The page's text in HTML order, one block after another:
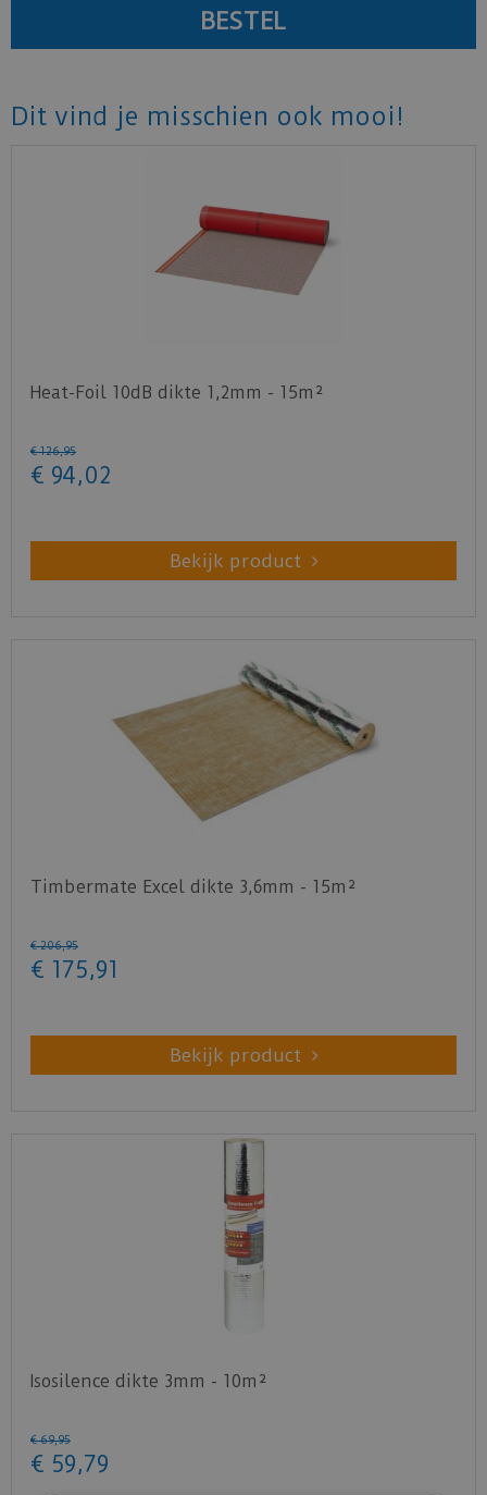
Dit vind je misschien ook mooi!
Heat-Foil 10dB dikte 1,2mm - 15m²
€ 126,95
€ 94,02
Bekijk product
Timbermate Excel dikte 3,6mm - 15m²
€ 206,95
€ 175,91
Bekijk product
Isosilence dikte 3mm - 10m²
€ 69,95
€ 59,79